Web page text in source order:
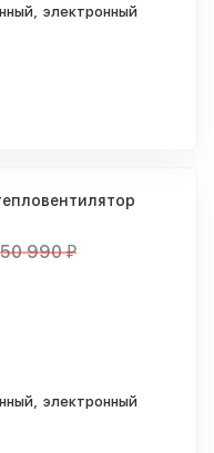
электронный
50 990 ₽
электронный